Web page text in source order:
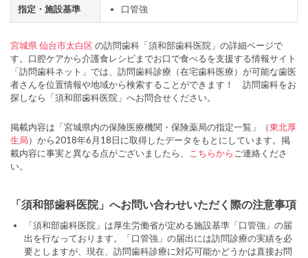
指定・施設基準 口管強
宮城県 仙台市太白区の訪問歯科「須和部歯科医院」の詳細ページで
す。口腔ケアから介護食レシピまでお口で食べるを支援する情報サイト
「訪問歯科ネット」では、訪問歯科診療（在宅歯科医療）が可能な歯医
者さんを位置情報や地域から検索することができます！ 訪問歯科をお
探しなら「須和部歯科医院」へお問合せください。
掲載内容は「宮城県内の保険医療機関・保険薬局の指定一覧」（東北厚
生局）から2018年6月18日に取得したデータをもとにしています。掲
載内容に事実と異なる点がございましたら、
こちらから ご連絡くださ
い。
「須和部歯科医院」へお問い合わせいただく際の注意事項
「須和部歯科医院」は厚生労働省が定める施設基準「口管強」の届
出を行なっております。「口管強」の届出には訪問診療の実績を必
要としますが、現在、訪問歯科診療に対応可能かどうかは直接お問